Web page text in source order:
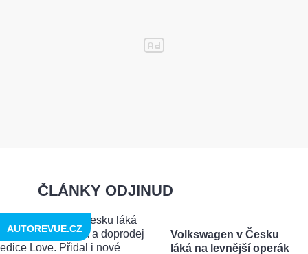
ČLÁNKY ODJINUD
Volkswagen v Česku
láká na levnější operák
AUTOREVUE.CZ